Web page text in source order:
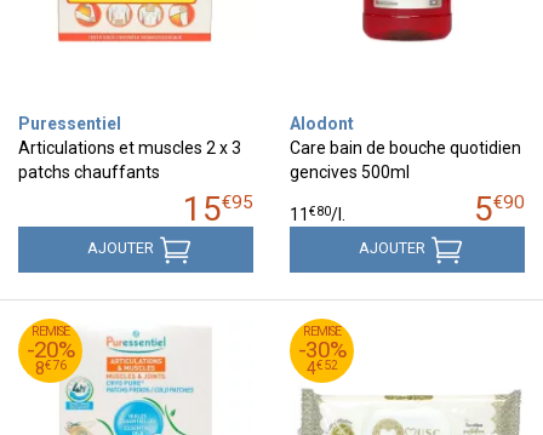
Puressentiel
Articulations et muscles 2 x 3
patchs chauffants
15€95
AJOUTER
Alodont
Care bain de bouche quotidien
gencives 500ml
5€90
11 €80/l.
AJOUTER
REMISE
-20%
8€76
10
€
95
8
€
76
REMISE
-30%
4€52
6
€
45
4
€
52